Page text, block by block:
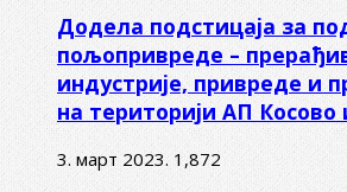
Додела подстицаја за
пољопривреде –
индустрије, привреде и
на територији АП Косово
3. март 2023. 1,872